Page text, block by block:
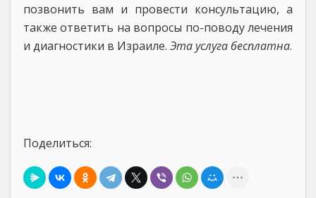
позвонить вам и провести консультацию, а
также ответить на вопросы по-поводу лечения
и диагностики в Израиле. Эта услуга бесплатна.
Поделиться: